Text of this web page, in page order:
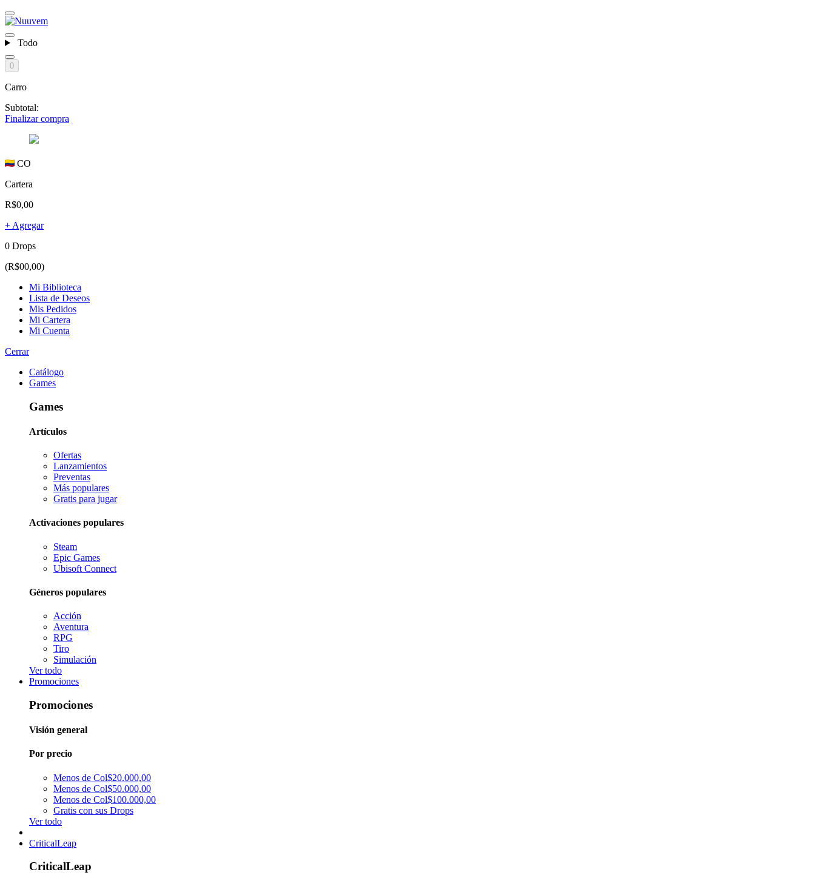
Todo
0
Carro
Subtotal:
Finalizar compra
CO
Cartera
R$0,00
+ Agregar
0 Drops
(R$00,00)
Mi Biblioteca
Lista de Deseos
Mis Pedidos
Mi Cartera
Mi Cuenta
Cerrar
Catálogo
Games
Games
Artículos
Ofertas
Lanzamientos
Preventas
Más populares
Gratis para jugar
Activaciones populares
Steam
Epic Games
Ubisoft Connect
Géneros populares
Acción
Aventura
RPG
Tiro
Simulación
Ver todo
Promociones
Promociones
Visión general
Por precio
Menos de Col$20.000,00
Menos de Col$50.000,00
Menos de Col$100.000,00
Gratis con sus Drops
Ver todo
CriticalLeap
CriticalLeap